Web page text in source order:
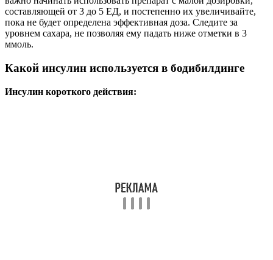
введения;
необходимо введение за 10 минут до приема пищи;
пик приходится на второй час;
исчезновение действия через 3-4 часа.
Схема приёма
Ждём 30 минут и, если гипо не наступает раньше, выпиваем
Алгоритм введения инсулина при
сахарном диабете: места для укола, техника подкожных